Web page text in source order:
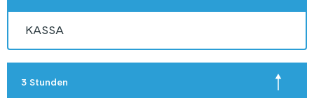
KASSA
3 Stunden